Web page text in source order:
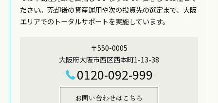
ださい。売却後の資産運用や次の投資先の選定まで、大阪
エリアでのトータルサポートを実施しています。
〒550-0005
大阪府大阪市西区西本町1-13-38
0120-092-999
お問い合わせはこちら